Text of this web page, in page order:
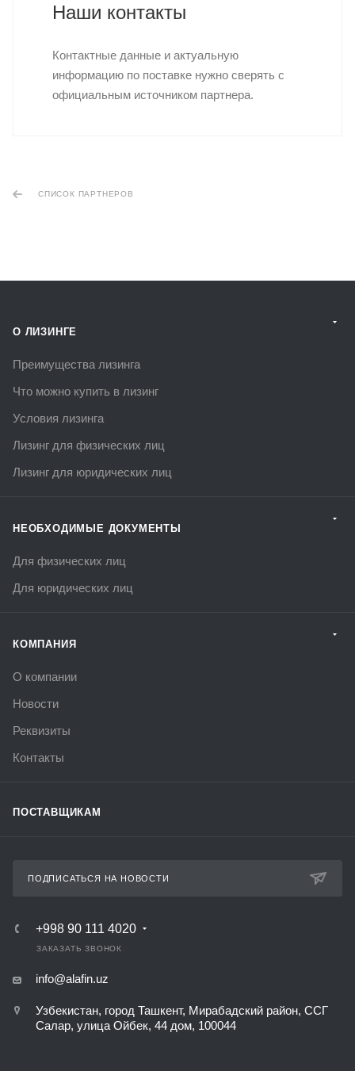
Наши контакты
Контактные данные и актуальную
информацию по поставке нужно сверять с
официальным источником партнера.
СПИСОК ПАРТНЕРОВ
О ЛИЗИНГЕ
Преимущества лизинга
Что можно купить в лизинг
Условия лизинга
Лизинг для физических лиц
Лизинг для юридических лиц
НЕОБХОДИМЫЕ ДОКУМЕНТЫ
Для физических лиц
Для юридических лиц
КОМПАНИЯ
О компании
Новости
Реквизиты
Контакты
ПОСТАВЩИКАМ
ПОДПИСАТЬСЯ НА НОВОСТИ
+998 90 111 4020
ЗАКАЗАТЬ ЗВОНОК
info@alafin.uz
Узбекистан, город Ташкент, Мирабадский район, ССГ
Салар, улица Ойбек, 44 дом, 100044